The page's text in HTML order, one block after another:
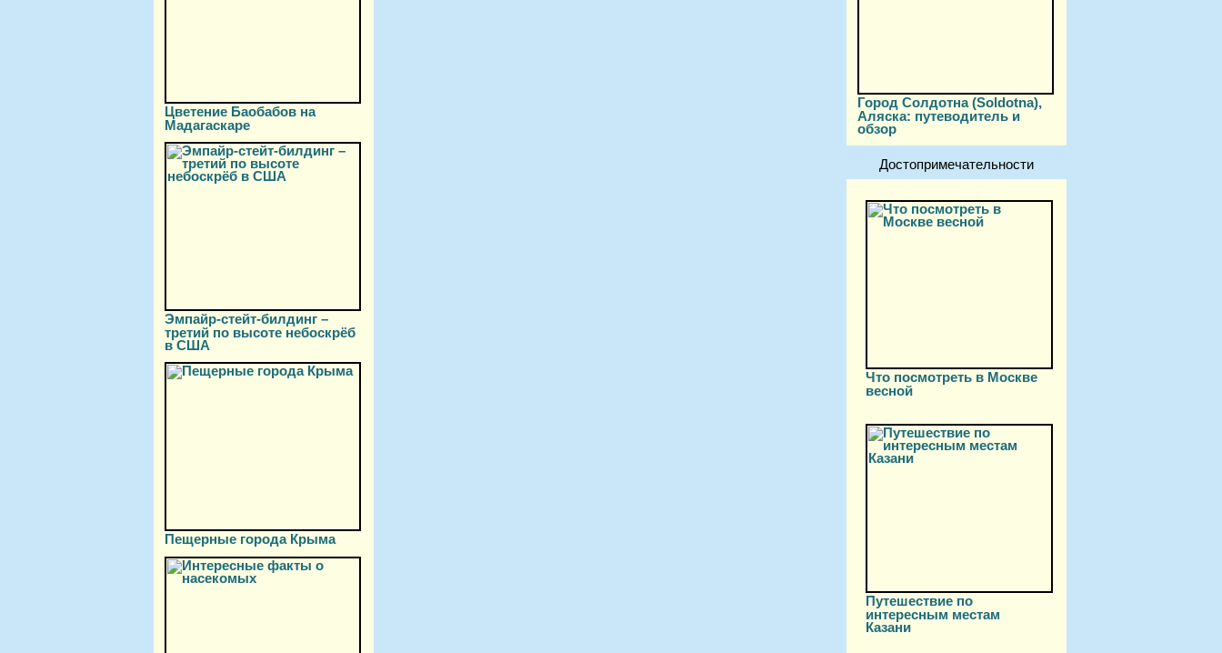
Цветение Баобабов на
Мадагаскаре
Эмпайр-стейт-билдинг –
третий по высоте небоскрёб
в США
Пещерные города Крыма
Город Солдотна (Soldotna),
Аляска: путеводитель и
обзор
Достопримечательности
Что посмотреть в Москве
весной
Путешествие по
интересным местам
Казани